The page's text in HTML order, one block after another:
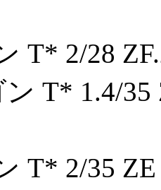
T* 2/28
T* 1.4/
T* 2/35